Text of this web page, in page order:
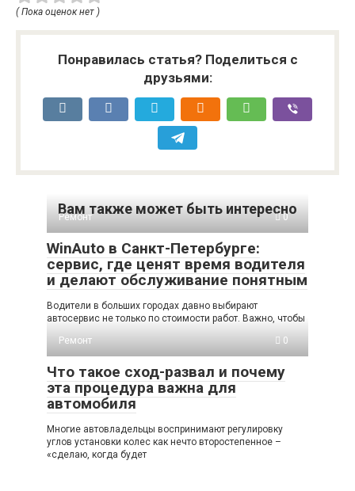
( Пока оценок нет )
Понравилась статья? Поделиться с
друзьями:
Вам также может быть интересно
Ремонт 0
WinAuto в Санкт-Петербурге:
сервис, где ценят время водителя
и делают обслуживание понятным
Водители в больших городах давно выбирают
автосервис не только по стоимости работ. Важно, чтобы
Ремонт
0
Что такое сход-развал и почему
эта процедура важна для
автомобиля
Многие автовладельцы воспринимают регулировку
углов установки колес как нечто второстепенное –
«сделаю, когда будет